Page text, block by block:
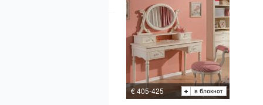
€ 405-425